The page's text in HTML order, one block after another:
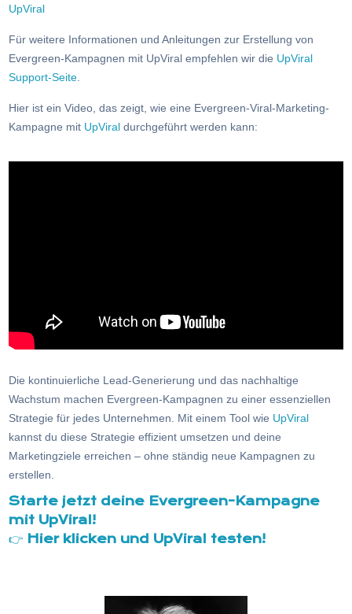
UpViral
Für weitere Informationen und Anleitungen zur Erstellung von
Evergreen-Kampagnen mit UpViral empfehlen wir die UpViral
Support-Seite
Hier ist ein Video, das zeigt, wie eine Evergreen-Viral-Marketing-
Kampagne mit UpViral durchgeführt werden kann:
Die kontinuierliche Lead-Generierung und das nachhaltige
Wachstum machen Evergreen-Kampagnen zu einer essenziellen
Strategie für jedes Unternehmen. Mit einem Tool wie UpViral
kannst du diese Strategie effizient umsetzen und deine
Marketingziele erreichen – ohne ständig neue Kampagnen zu
erstellen.
Starte jetzt deine Evergreen-Kampagne
mit UpViral!
👉 Hier klicken und UpViral testen!